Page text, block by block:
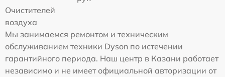
Очистителей
воздуха
Мы занимаемся ремонтом и техническим
обслуживанием техники Dyson по истечении
гарантийного периода. Наш центр в Казани работает
независимо и не имеет официальной авторизации от